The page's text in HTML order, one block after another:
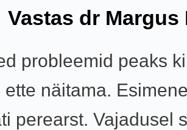
Vastas dr Margus
probleemid peaks
ette näitama.
perearst. Vajadusel